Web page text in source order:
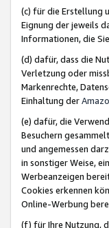
(c) für die Erstellung
Eignung der jeweils
Informationen, die
(d) dafür, dass die
Verletzung oder
Markenrechte,
Einhaltung der
(e) dafür, die
Besuchern
und angemessen
in sonstiger Weise,
Werbeanzeigen
Cookies erkennen
Online-Werbung
(f) für Ihre Nutzung,